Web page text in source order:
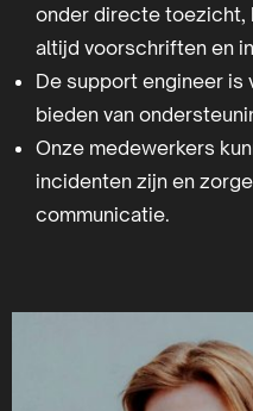
onder directe toezicht,
altijd voorschriften en
De support engineer
bieden van
Onze medewerkers
incidenten zijn en
communicatie.